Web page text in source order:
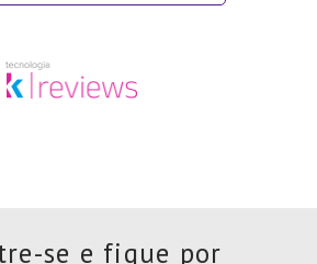
se e fique por